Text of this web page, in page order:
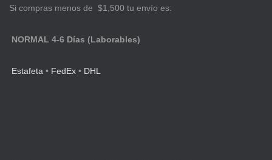
Si compras menos de $1,500 tu envío es:
NORMAL 4-6 Días (Laborables)
Estafeta • FedEx • DHL